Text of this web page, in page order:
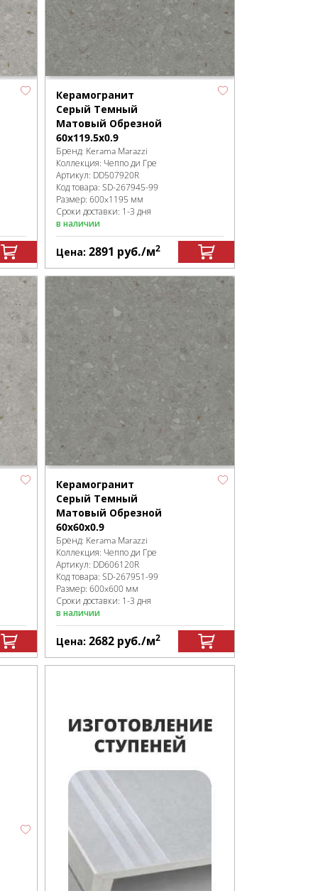
Керамогранит
Серый Темный
Матовый Обрезной
60x119.5x0.9
Бренд: Kerama Marazzi
Коллекция: Чеппо ди Гре
Артикул: DD507920R
Код товара: SD-267945-99
Размер: 600x1195 мм
Сроки доставки: 1-3 дня
в наличии
Цена: 2891 руб./м2
Керамогранит
Серый Темный
Матовый Обрезной
60x60x0.9
Бренд: Kerama Marazzi
Коллекция: Чеппо ди Гре
Артикул: DD606120R
Код товара: SD-267951-99
Размер: 600x600 мм
Сроки доставки: 1-3 дня
в наличии
Цена: 2682 руб./м2